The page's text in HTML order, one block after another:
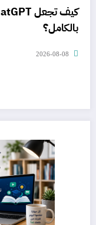
بالكامل؟
2026-08-08